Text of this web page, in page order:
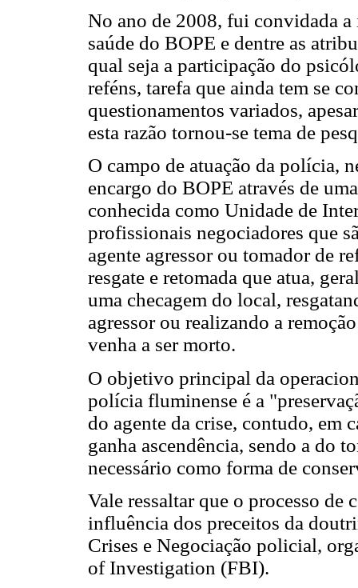
No ano de 2008, fui convidada
saúde do BOPE e dentre as
qual seja a participação do
reféns, tarefa que ainda tem se
questionamentos variados,
esta razão tornou-se tema de
O campo de atuação da polícia,
encargo do BOPE através de
conhecida como Unidade de
profissionais negociadores que
agente agressor ou tomador de
resgate e retomada que atua,
uma checagem do local,
agressor ou realizando a
venha a ser morto.
O objetivo principal da
polícia fluminense é a
do agente da crise, contudo, em
ganha ascendência, sendo a do
necessário como forma de
Vale ressaltar que o processo de
influência dos preceitos da
Crises e Negociação policial,
of Investigation (FBI).